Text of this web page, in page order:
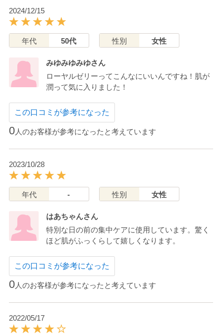
2024/12/15
年代 50代 性別 女性
みゆみゆみゆさん
ローヤルゼリーってこんなにいいんですね！肌が
潤って気に入りました！
この口コミが参考になった
0人のお客様が参考になったと考えています
2023/10/28
年代 - 性別 女性
はあちゃんさん
特別な日の前の集中ケアに使用しています。驚く
ほど肌がふっくらして嬉しくなります。
この口コミが参考になった
0人のお客様が参考になったと考えています
2022/05/17